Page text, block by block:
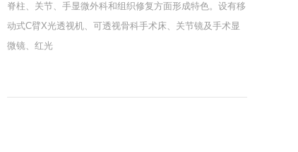
脊柱、关节、手显微外科和组织修复方面形成特色。设有移
动式C臂X光透视机、可透视骨科手术床、关节镜及手术显
微镜、红光